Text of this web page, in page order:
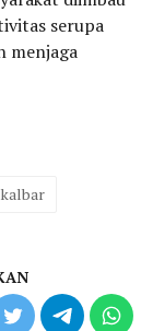
serupa
menjaga